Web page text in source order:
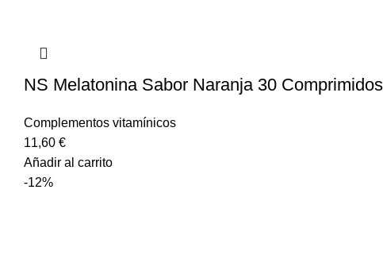
NS Melatonina Sabor Naranja 30
Complementos vitamínicos
11,60 €
Añadir al carrito
-12%